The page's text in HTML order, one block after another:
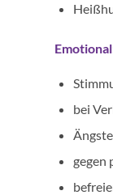
bei
gegen